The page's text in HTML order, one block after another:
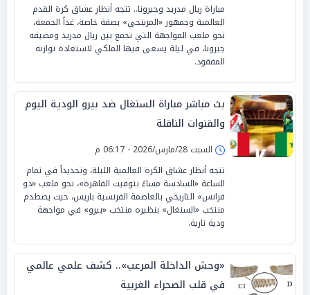
مباراة ريال مدريد وجيرونا.. تتجه أنظار عشاق كرة القدم
العالمية وجمهور «المرينجي» بصفة خاصة، غداً الجمعة،
نحو ملعب المواجهة التي تجمع بين ريال مدريد ومضيفه
جيرونا، في ليلة يسعى فيها الملكي لاستعادة توازنه
المفقود.
بث مباشر مباراة السنغال ضد بيرو الودية اليوم
والقنوات الناقلة
السبت 28/مارس/2026 - 06:17 م
تتجه أنظار عشاق الكرة العالمية الليلة، وتحديداً في تمام
الساعة «السادسة مساءً بتوقيت القاهرة»، نحو ملعب «دو
فرانس» التاريخي بالعاصمة الفرنسية باريس، حيث يصطدم
منتخب «السنغال» بنظيره منتخب «بيرو» في مواجهة
ودية نارية.
«وحش الداخلة المرعب».. كشف علمي عالمي
في قلب الصحراء الغربية